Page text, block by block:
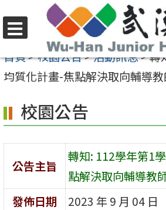
至
要
容
區
選
單
首頁>校園公告>活動訊息>轉
均質化計畫-焦點解決取向輔導
校園公告
公告主旨
轉知: 112學年第1
點解決取向輔導教
發佈日期
2023 年 9 月 04 日